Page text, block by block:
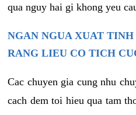
qua nguy hai gi khong yeu
NGAN NGUA XUAT
RANG LIEU CO TICH
Cac chuyen gia cung nhu
cach dem toi hieu qua tam